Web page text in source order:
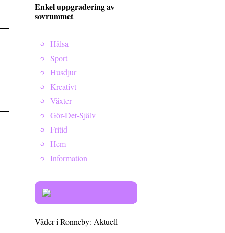
Enkel uppgradering av
sovrummet
Hälsa
Sport
Husdjur
Kreativt
Växter
Gör-Det-Själv
Fritid
Hem
Information
Väder i Ronneby: Aktuell